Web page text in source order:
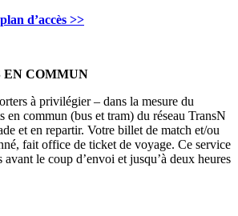
d’accès >>
EN COMMUN
à privilégier – dans la mesure du
en commun (bus et tram) du réseau TransN
et en repartir. Votre billet de match et/ou
fait office de ticket de voyage. Ce service
avant le coup d’envoi et jusqu’à deux heures